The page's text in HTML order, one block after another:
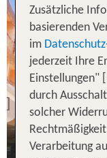
Previous
Zusätzliche
basierenden
im
jederzeit Ihre
Einstellungen"
durch
solcher
Verarbeitung